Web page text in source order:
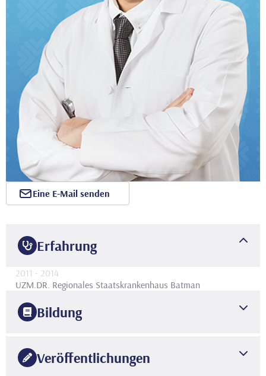
Erfahrung
2011 - 2014
UZM.DR. Regionales Staatskrankenhaus Batman
Bildung
ISTANBULER UNIVERSITÄT
2010 Veröffentlichungen
Eine E-Mail senden